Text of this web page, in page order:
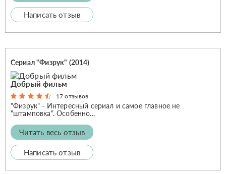
Написать отзыв
Сериал "Физрук" (2014)
Добрый фильм
17 отзывов
"Физрук" - Интересный сериал и самое главное не
"штамповка". Особенно...
Читать весь отзыв
Написать отзыв